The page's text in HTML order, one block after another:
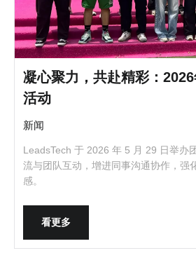
凝心聚力，共赴精彩：
活动
新闻
LeadsTech 于 2026 年 5 月 29 日举办
流与团队互动，增进同事沟通协作，强
感。
看更多